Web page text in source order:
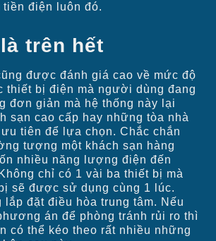
điện luôn đó.
trên hết
được đánh giá cao về mức độ
thiết bị điện mà người dùng đang
đơn giản mà hệ thống này lại
sạn cao cấp hay những tòa nhà
tiên để lựa chọn. Chắc chắn
tượng một khách sạn hàng
nhiều năng lượng điện đến
chỉ có 1 vài ba thiết bị mà
sẽ được sử dụng cùng 1 lúc.
lắp đặt điều hòa trung tâm. Nếu
án để phòng tránh rủi ro thì
có thể kéo theo rất nhiều những